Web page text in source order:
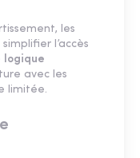
les
l’accès
logique
avec les
limitée.